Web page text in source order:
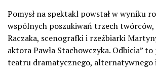
Pomysł na spektakl powstał w wyniku
wspólnych poszukiwań trzech twórców,
Raczaka, scenografki i rzeźbiarki
aktora Pawła Stachowczyka. Odbicia” to
teatru dramatycznego, alternatywnego